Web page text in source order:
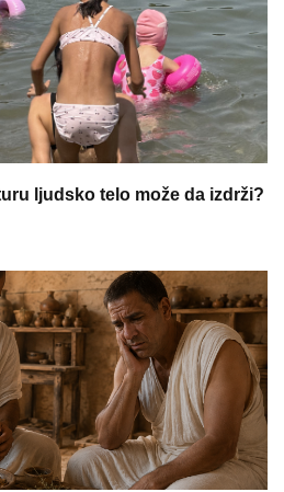
ljudsko telo može da izdrži?